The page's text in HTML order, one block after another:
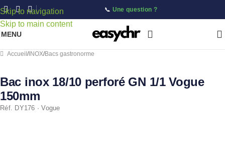
Skip to navigation
Skip to main content
📞 Une question ?
MENU
Accueil /INOX/Bacs gastronorme
Bac inox 18/10 perforé GN 1/1 Vogue
150mm
Réf. DY176 · Vogue